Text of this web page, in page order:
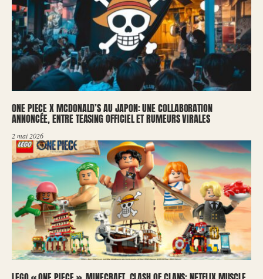
ONE PIECE X MCDONALD’S AU JAPON: UNE COLLABORATION
ANNONCÉE, ENTRE TEASING OFFICIEL ET RUMEURS VIRALES
2 mai 2026